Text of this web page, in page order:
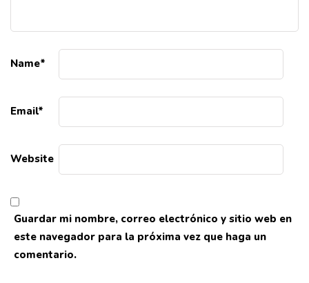
Name*
Email*
Website
Guardar mi nombre, correo electrónico y sitio web en
este navegador para la próxima vez que haga un
comentario.